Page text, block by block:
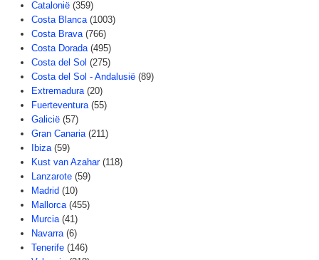
Catalonië (359)
Costa Blanca (1003)
Costa Brava (766)
Costa Dorada (495)
Costa del Sol (275)
Costa del Sol - Andalusië (89)
Extremadura (20)
Fuerteventura (55)
Galicië (57)
Gran Canaria (211)
Ibiza (59)
Kust van Azahar (118)
Lanzarote (59)
Madrid (10)
Mallorca (455)
Murcia (41)
Navarra (6)
Tenerife (146)